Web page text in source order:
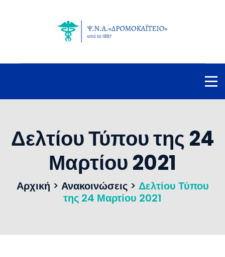
Δελτίου Τύπου της 24
Μαρτίου 2021
Αρχική > Ανακοινώσεις> Δελτίου Τύπου
της 24 Μαρτίου 2021